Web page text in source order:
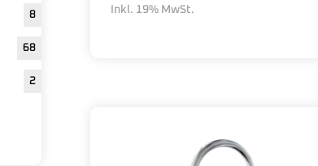
8
68
2
Inkl. 19% MwSt.